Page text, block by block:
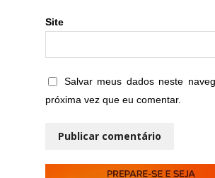
Site
Salvar meus dados neste
próxima vez que eu comentar.